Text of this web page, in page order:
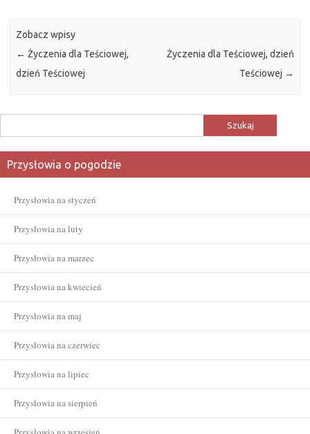
Zobacz wpisy
← Życzenia dla Teściowej,
dzień Teściowej
Życzenia dla Teściowej, dzień
Teściowej →
Przysłowia o pogodzie
Przysłowia na styczeń
Przysłowia na luty
Przysłowia na marzec
Przysłowia na kwiecień
Przysłowia na maj
Przysłowia na czerwiec
Przysłowia na lipiec
Przysłowia na sierpień